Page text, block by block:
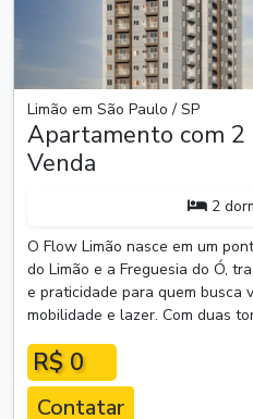
Limão em São Paulo / SP
Apartamento com 2
Venda
2
O Flow Limão nasce em um
do Limão e a Freguesia do Ó,
e praticidade para quem busca
mobilidade e lazer. Com duas
R$ 0
Contatar